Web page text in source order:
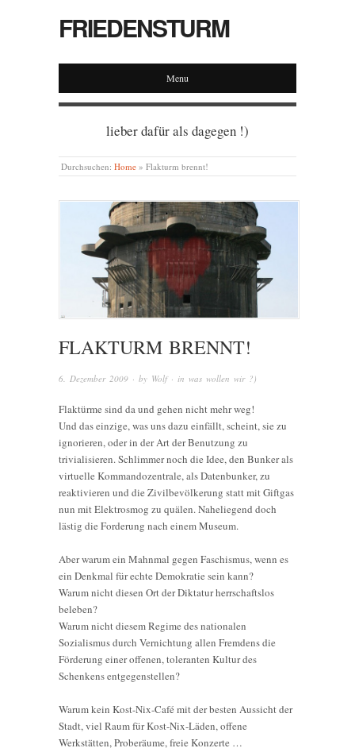
FRIEDENSTURM
Menu
lieber dafür als dagegen !)
Durchsuchen: Home » Flakturm brennt!
FLAKTURM BRENNT!
6. Dezember 2009 · by Wolf· in was wollen wir ?)
Flaktürme sind da und gehen nicht mehr weg!
Und das einzige, was uns dazu einfällt, scheint, sie zu
ignorieren, oder in der Art der Benutzung zu
trivialisieren. Schlimmer noch die Idee, den Bunker als
virtuelle Kommandozentrale, als Datenbunker, zu
reaktivieren und die Zivilbevölkerung statt mit Giftgas
nun mit Elektrosmog zu quälen. Naheliegend doch
lästig die Forderung nach einem Museum.
Aber warum ein Mahnmal gegen Faschismus, wenn es
ein Denkmal für echte Demokratie sein kann?
Warum nicht diesen Ort der Diktatur herrschaftslos
beleben?
Warum nicht diesem Regime des nationalen
Sozialismus durch Vernichtung allen Fremdens die
Förderung einer offenen, toleranten Kultur des
Schenkens entgegenstellen?
Warum kein Kost-Nix-Café mit der besten Aussicht der
Stadt, viel Raum für Kost-Nix-Läden, offene
Werkstätten, Proberäume, freie Konzerte …